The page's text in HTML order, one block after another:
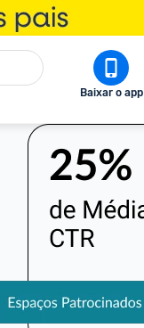
Baixar o app